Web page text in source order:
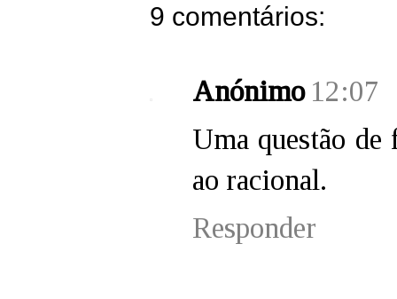
9 comentários:
Anónimo 12:07
Uma questão
ao racional.
Responder